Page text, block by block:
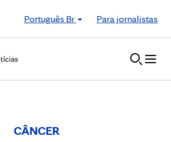
Português Br
Para jornalistas
CÂNCER